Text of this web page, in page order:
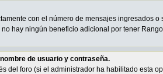
con el número de mensajes ingresados
hay ningún beneficio adicional por tener
de usuario y contraseña.
del foro (si el administrador ha habilitado esta